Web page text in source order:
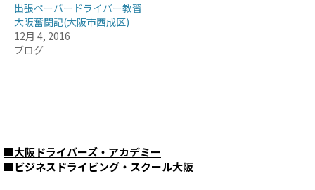
出張ペーパードライバー教習
大阪奮闘記(大阪市西成区)
12月 4, 2016
ブログ
■大阪ドライバーズ・アカデミー
■ビジネスドライビング・スクール大阪